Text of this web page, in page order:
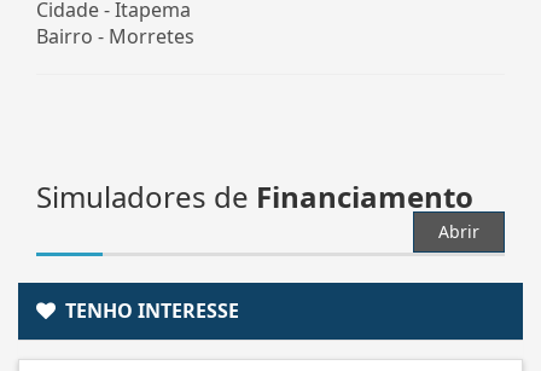
Cidade -Itapema
Bairro - Morretes
Simuladores de Financiamento
Abrir
TENHO INTERESSE